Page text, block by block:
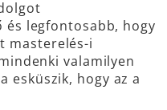
és legfontosabb, hogy
masterelés-i
valamilyen
esküszik, hogy az a